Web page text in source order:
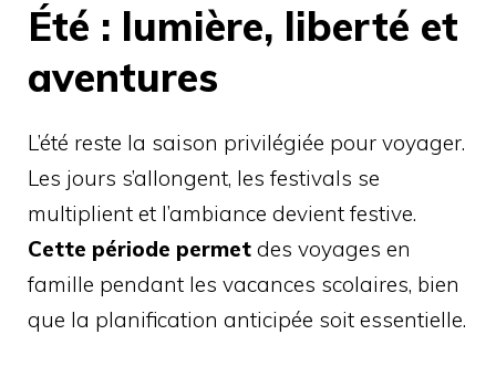
Été : lumière, liberté et
aventures
L’été reste la saison privilégiée pour voyager.
Les jours s’allongent, les festivals se
multiplient et l’ambiance devient festive.
Cette période permet des voyages en
famille pendant les vacances scolaires, bien
que la planification anticipée soit essentielle.